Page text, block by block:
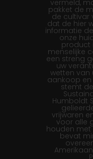
vermeld,
pakket de
de cultivar
dat de hier
informatie
onze
product
menselijke
een streng
uw
wetten van
aankoop
stemt
Humboldt
vrijwaren
voor alle
houden
bevat